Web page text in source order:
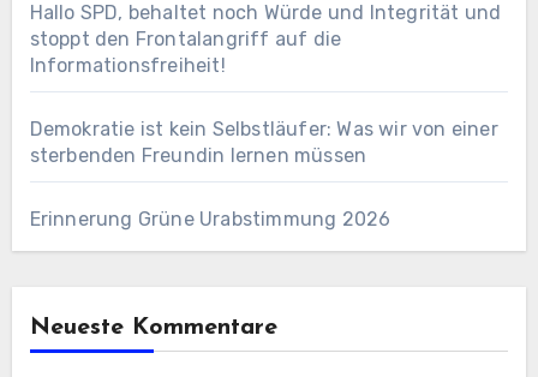
Hallo SPD, behaltet noch Würde und Integrität und
stoppt den Frontalangriff auf die
Informationsfreiheit!
Demokratie ist kein Selbstläufer: Was wir von einer
sterbenden Freundin lernen müssen
Erinnerung Grüne Urabstimmung 2026
Neueste Kommentare